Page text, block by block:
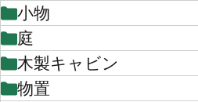
小物
庭
木製キャビン
物置